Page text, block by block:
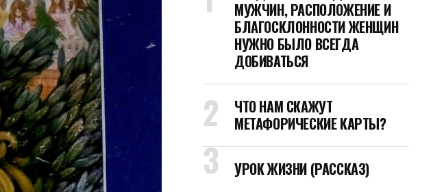
МУЖЧИН, РАСПОЛОЖЕНИЕ И
БЛАГОСКЛОННОСТИ ЖЕНЩИН
НУЖНО БЫЛО ВСЕГДА
ДОБИВАТЬСЯ
ЧТО НАМ СКАЖУТ
МЕТАФОРИЧЕСКИЕ КАРТЫ?
УРОК ЖИЗНИ (РАССКАЗ)